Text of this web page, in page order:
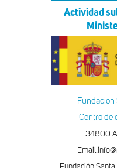
Actividad
Fundacion
Centro de
34800